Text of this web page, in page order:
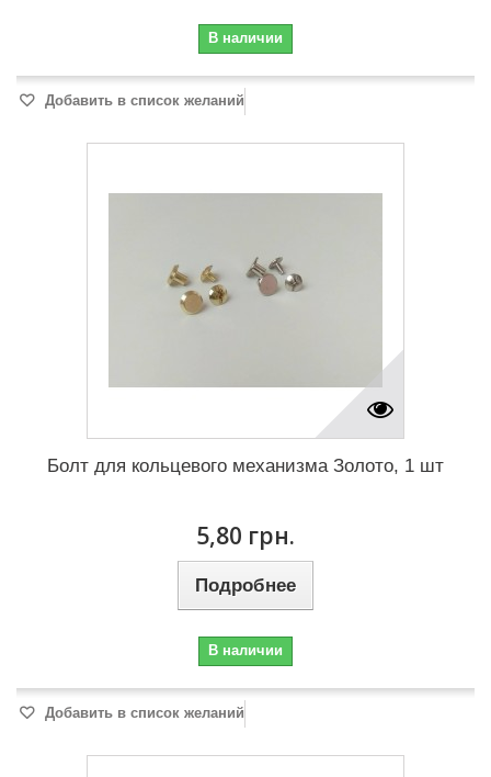
В наличии
Добавить в список желаний
Болт для кольцевого механизма Золото, 1 шт
5,80 грн.
Подробнее
В наличии
Добавить в список желаний